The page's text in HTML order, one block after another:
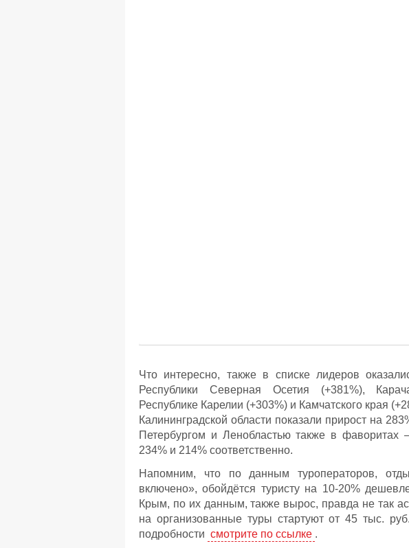
Что интересно, также в списке лидеров
Республики Северная Осетия (+381%),
Республике Карелии (+303%) и Камчатского края
Калининградской области показали прирост на
Петербургом и Ленобластью также в фаворитах
234% и 214% соответственно.
Напомним, что по данным туроператоров,
включено», обойдётся туристу на 10-20%
Крым, по их данным, также вырос, правда не так
на организованные туры стартуют от 45 тыс.
подробности смотрите по ссылке .